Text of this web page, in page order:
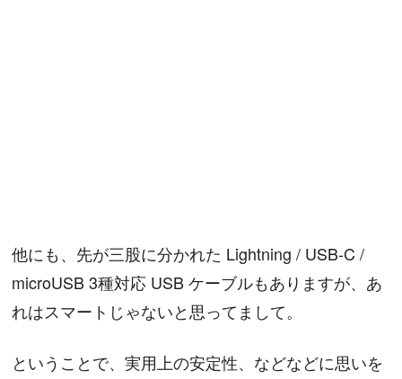
他にも、先が三股に分かれた Lightning / USB-C /
microUSB 3種対応 USB ケーブルもありますが、あ
れはスマートじゃないと思ってまして。
ということで、実用上の安定性、などなどに思いを